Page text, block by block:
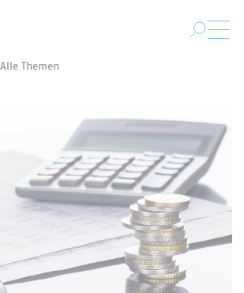
Alle Themen